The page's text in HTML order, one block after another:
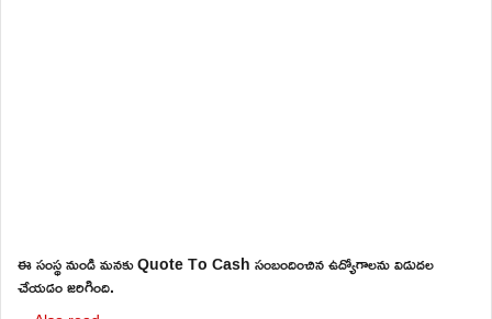
ఈ సంస్థ నుండి మనకు Quote To Cash సంబందించిన ఉద్యోగాలను విడుదల
చేయడం జరిగింది.